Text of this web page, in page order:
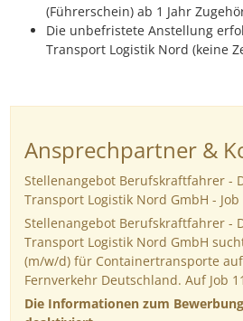
(Führerschein) ab 1 Jahr
Die unbefristete Anstellung
Transport Logistik Nord (keine
Ansprechpartner &
Stellenangebot Berufskraftfahrer -
Transport Logistik Nord GmbH - Job
Stellenangebot Berufskraftfahrer -
Transport Logistik Nord GmbH
(m/w/d) für Containertransporte
Fernverkehr Deutschland. Auf Job
Die Informationen zum